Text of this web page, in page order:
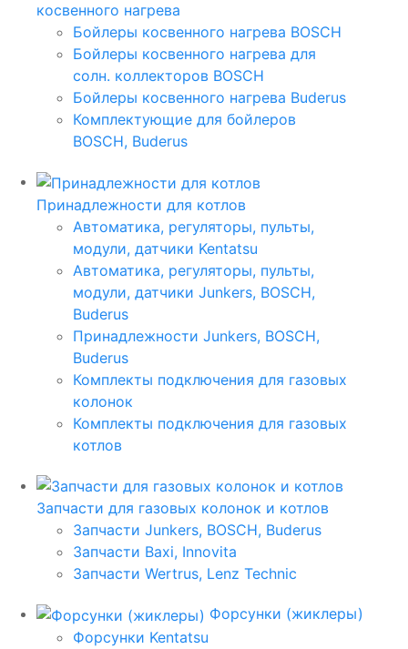
косвенного нагрева
Бойлеры косвенного нагрева BOSCH
Бойлеры косвенного нагрева для
солн. коллекторов BOSCH
Бойлеры косвенного нагрева Buderus
Комплектующие для бойлеров
BOSCH, Buderus
Принадлежности для котлов
Автоматика, регуляторы, пульты,
модули, датчики Kentatsu
Автоматика, регуляторы, пульты,
модули, датчики Junkers, BOSCH,
Buderus
Принадлежности Junkers, BOSCH,
Buderus
Комплекты подключения для газовых
колонок
Комплекты подключения для газовых
котлов
Запчасти для газовых колонок и котлов
Запчасти Junkers, BOSCH, Buderus
Запчасти Baxi, Innovita
Запчасти Wertrus, Lenz Technic
Форсунки (жиклеры)
Форсунки Kentatsu